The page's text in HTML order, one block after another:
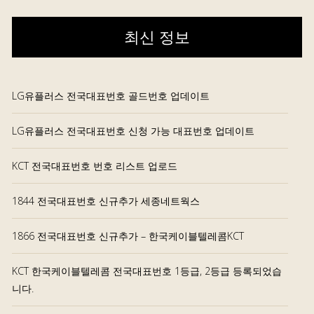
최신 정보
LG유플러스 전국대표번호 골드번호 업데이트
LG유플러스 전국대표번호 신청 가능 대표번호 업데이트
KCT 전국대표번호 번호 리스트 업로드
1844 전국대표번호 신규추가 세종네트웍스
1866 전국대표번호 신규추가 – 한국케이블텔레콤KCT
KCT 한국케이블텔레콤 전국대표번호 1등급, 2등급 등록되었습
니다.